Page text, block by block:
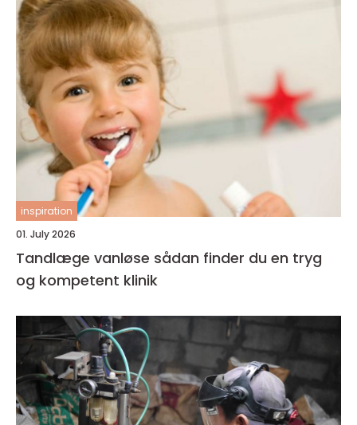
inspiration
01. July 2026
Tandlæge vanløse sådan finder du en tryg
og kompetent klinik